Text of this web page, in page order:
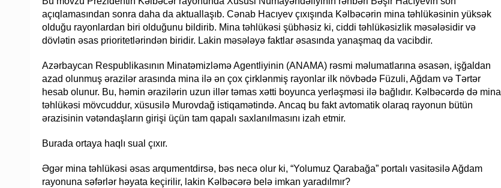
açıqlamasından sonra daha da aktuallaşıb. Cənab Hacıyev çıxışında Kəlbəcərin mina təhlükəsinin yüksək
olduğu rayonlardan biri olduğunu bildirib. Mina təhlükəsi şübhəsiz ki, ciddi təhlükəsizlik məsələsidir və
dövlətin əsas prioritetlərindən biridir. Lakin məsələyə faktlar əsasında yanaşmaq da vacibdir.
Azərbaycan Respublikasının Minatəmizləmə Agentliyinin (ANAMA) rəsmi məlumatlarına əsasən, işğaldan
azad olunmuş ərazilər arasında mina ilə ən çox çirklənmiş rayonlar ilk növbədə Füzuli, Ağdam və Tərtər
hesab olunur. Bu, həmin ərazilərin uzun illər təmas xətti boyunca yerləşməsi ilə bağlıdır. Kəlbəcərdə də mina
təhlükəsi mövcuddur, xüsusilə Murovdağ istiqamətində. Ancaq bu fakt avtomatik olaraq rayonun bütün
ərazisinin vətəndaşların girişi üçün tam qapalı saxlanılmasını izah etmir.
Burada ortaya haqlı sual çıxır.
Əgər mina təhlükəsi əsas arqumentdirsə, bəs necə olur ki, “Yolumuz Qarabağa” portalı vasitəsilə Ağdam
rayonuna səfərlər həyata keçirilir, lakin Kəlbəcərə belə imkan yaradılmır?